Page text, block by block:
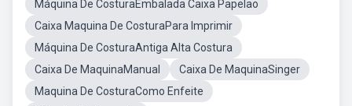
Máquina De CosturaEmbalada Caixa Papelao
Caixa Maquina De CosturaPara Imprimir
Máquina De CosturaAntiga Alta Costura
Caixa De MaquinaManual
Caixa De MaquinaSinger
Maquina De CosturaComo Enfeite